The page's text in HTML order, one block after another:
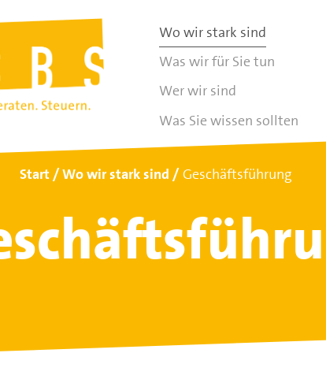
Wo wir stark sind
Was wir für Sie tun
Wer wir sind
Was Sie wissen sollten
Start Wo wir stark sind Geschäftsführung